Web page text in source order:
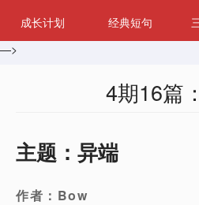
成长计划 经典短句
—>
4期16篇
主题：异端
作者： Bow